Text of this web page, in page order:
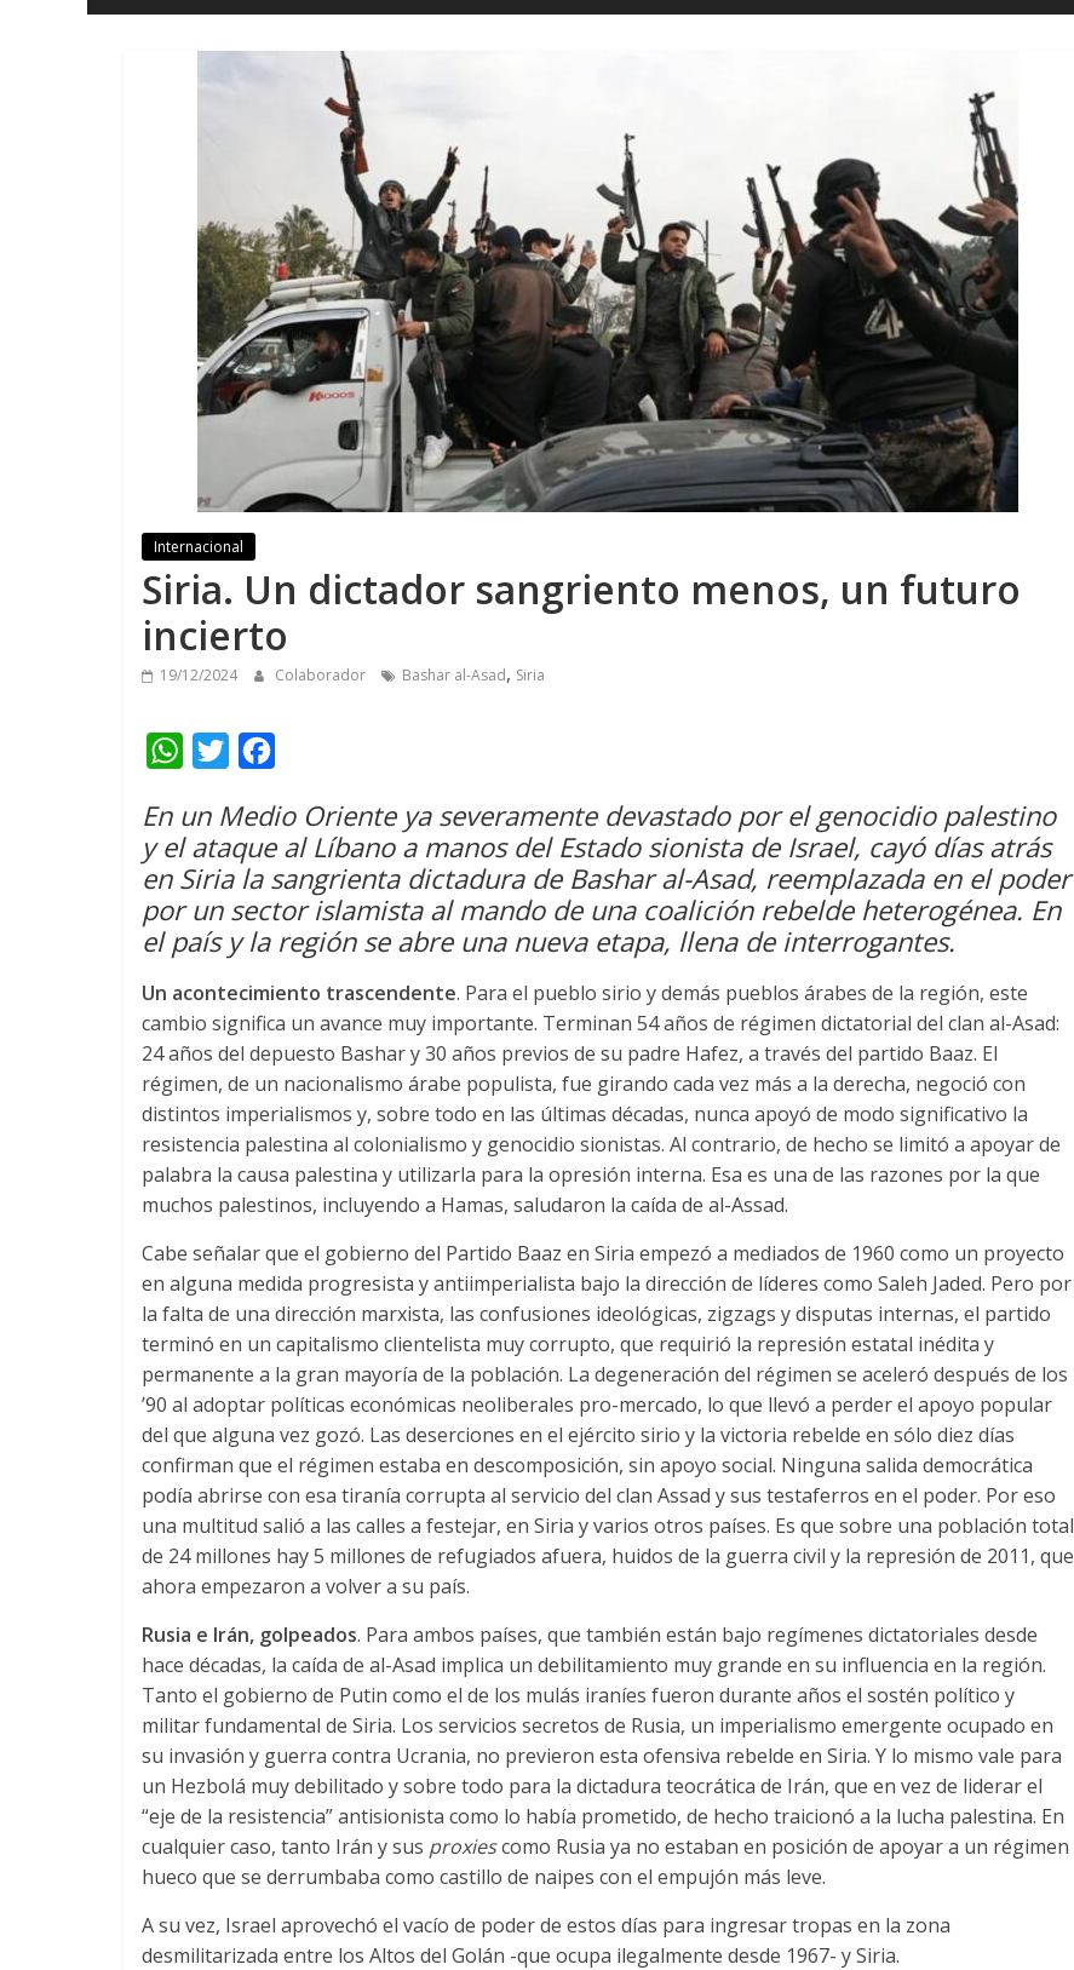
Libertad
Internacional
Siria. Un dictador sangriento menos, un futuro
incierto
19/12/2024 Colaborador Bashar al-Asad, Siria
W
a
t
s
A
p
i
t
t
e
r
c
e
b
o
k
En un Medio Oriente ya severamente devastado por el genocidio palestino
y el ataque al Líbano a manos del Estado sionista de Israel, cayó días atrás
en Siria la sangrienta dictadura de Bashar al-Asad, reemplazada en el poder
por un sector islamista al mando de una coalición rebelde heterogénea. En
el país y la región se abre una nueva etapa, llena de interrogantes.
Un acontecimiento trascendente. Para el pueblo sirio y demás pueblos árabes de la región, este
cambio significa un avance muy importante. Terminan 54 años de régimen dictatorial del clan al-Asad:
24 años del depuesto Bashar y 30 años previos de su padre Hafez, a través del partido Baaz. El
régimen, de un nacionalismo árabe populista, fue girando cada vez más a la derecha, negoció con
distintos imperialismos y, sobre todo en las últimas décadas, nunca apoyó de modo significativo la
resistencia palestina al colonialismo y genocidio sionistas. Al contrario, de hecho se limitó a apoyar de
palabra la causa palestina y utilizarla para la opresión interna. Esa es una de las razones por la que
muchos palestinos, incluyendo a Hamas, saludaron la caída de al-Assad.
Cabe señalar que el gobierno del Partido Baaz en Siria empezó a mediados de 1960 como un proyecto
en alguna medida progresista y antiimperialista bajo la dirección de líderes como Saleh Jaded. Pero por
la falta de una dirección marxista, las confusiones ideológicas, zigzags y disputas internas, el partido
terminó en un capitalismo clientelista muy corrupto, que requirió la represión estatal inédita y
permanente a la gran mayoría de la población. La degeneración del régimen se aceleró después de los
’90 al adoptar políticas económicas neoliberales pro-mercado, lo que llevó a perder el apoyo popular
del que alguna vez gozó. Las deserciones en el ejército sirio y la victoria rebelde en sólo diez días
confirman que el régimen estaba en descomposición, sin apoyo social. Ninguna salida democrática
podía abrirse con esa tiranía corrupta al servicio del clan Assad y sus testaferros en el poder. Por eso
una multitud salió a las calles a festejar, en Siria y varios otros países. Es que sobre una población total
de 24 millones hay 5 millones de refugiados afuera, huidos de la guerra civil y la represión de 2011, que
ahora empezaron a volver a su país.
Rusia e Irán, golpeados. Para ambos países, que también están bajo regímenes dictatoriales desde
hace décadas, la caída de al-Asad implica un debilitamiento muy grande en su influencia en la región.
Tanto el gobierno de Putin como el de los mulás iraníes fueron durante años el sostén político y
militar fundamental de Siria. Los servicios secretos de Rusia, un imperialismo emergente ocupado en
su invasión y guerra contra Ucrania, no previeron esta ofensiva rebelde en Siria. Y lo mismo vale para
un Hezbolá muy debilitado y sobre todo para la dictadura teocrática de Irán, que en vez de liderar el
“eje de la resistencia” antisionista como lo había prometido, de hecho traicionó a la lucha palestina. En
cualquier caso, tanto Irán y sus proxiescomo Rusia ya no estaban en posición de apoyar a un régimen
hueco que se derrumbaba como castillo de naipes con el empujón más leve.
A su vez, Israel aprovechó el vacío de poder de estos días para ingresar tropas en la zona
desmilitarizada entre los Altos del Golán -que ocupa ilegalmente desde 1967- y Siria.